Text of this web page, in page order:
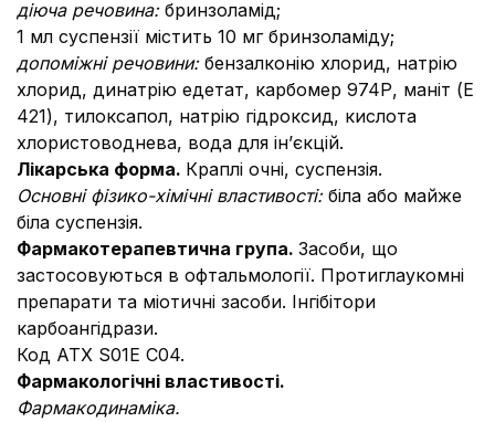
діюча речовина: бринзоламід;
1 мл суспензії містить 10 мг бринзоламіду;
допоміжні речовини: бензалконію хлорид, натрію
хлорид, динатрію едетат, карбомер 974Р, маніт (E
421), тилоксапол, натрію гідроксид, кислота
хлористоводнева, вода для ін’єкцій.
Лікарська форма. Краплі очні, суспензія.
Основні фізико-хімічні властивості: біла або майже
біла суспензія.
Фармакотерапевтична група. Засоби, що
застосовуються в офтальмології. Протиглаукомні
препарати та міотичні засоби. Інгібітори
карбоангідрази.
Код АТХ S01E C04.
Фармакологічні властивості.
Фармакодинаміка.